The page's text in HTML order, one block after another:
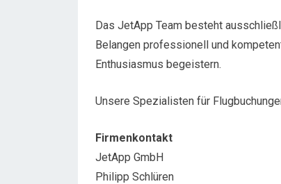
Das JetApp Team besteht
Belangen professionell und
Enthusiasmus begeistern.
Unsere Spezialisten für
Firmenkontakt
JetApp GmbH
Philipp Schlüren